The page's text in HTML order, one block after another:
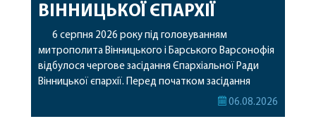
ВІННИЦЬКОЇ ЄПАРХІЇ
6 серпня 2026 року під головуванням
митрополита Вінницького і Барського Варсонофія
відбулося чергове засідання Єпархіальної Ради
Вінницької єпархії. Перед початком засідання
секретар Єпархіальної Ради від імені членів Ради
06.08.2026